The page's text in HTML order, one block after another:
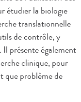
étudier la biologie
translationnelle
de contrôle, y
Il présente également
clinique, pour
que problème de